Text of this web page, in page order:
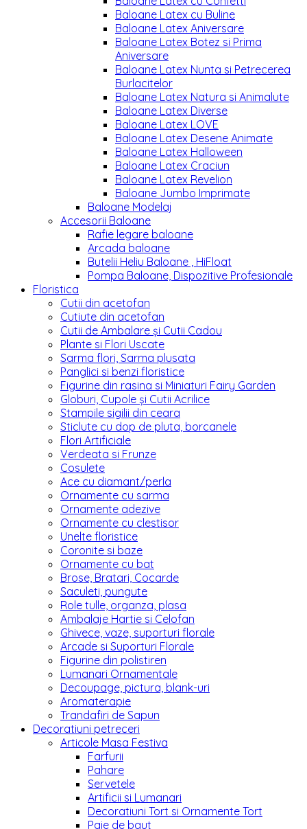
Baloane Latex cu Buline
Baloane Latex Aniversare
Baloane Latex Botez si Prima
Aniversare
Baloane Latex Nunta si Petrecerea
Burlacitelor
Baloane Latex Natura si Animalute
Baloane Latex Diverse
Baloane Latex LOVE
Baloane Latex Desene Animate
Baloane Latex Halloween
Baloane Latex Craciun
Baloane Latex Revelion
Baloane Jumbo Imprimate
Baloane Modelaj
Accesorii Baloane
Rafie legare baloane
Arcada baloane
Butelii Heliu Baloane , HiFloat
Pompa Baloane, Dispozitive Profesionale
Floristica
Cutii din acetofan
Cutiute din acetofan
Cutii de Ambalare și Cutii Cadou
Plante si Flori Uscate
Sarma flori, Sarma plusata
Panglici si benzi floristice
Figurine din rasina si Miniaturi Fairy Garden
Globuri, Cupole și Cutii Acrilice
Stampile sigilii din ceara
Sticlute cu dop de pluta, borcanele
Flori Artificiale
Verdeata si Frunze
Cosulete
Ace cu diamant/perla
Ornamente cu sarma
Ornamente adezive
Ornamente cu clestisor
Unelte floristice
Coronite si baze
Ornamente cu bat
Brose, Bratari, Cocarde
Saculeti, pungute
Role tulle, organza, plasa
Ambalaje Hartie si Celofan
Ghivece, vaze, suporturi florale
Arcade si Suporturi Florale
Figurine din polistiren
Lumanari Ornamentale
Decoupage, pictura, blank-uri
Aromaterapie
Trandafiri de Sapun
Decoratiuni petreceri
Articole Masa Festiva
Farfurii
Pahare
Servetele
Artificii si Lumanari
Decoratiuni Tort si Ornamente Tort
Paie de baut